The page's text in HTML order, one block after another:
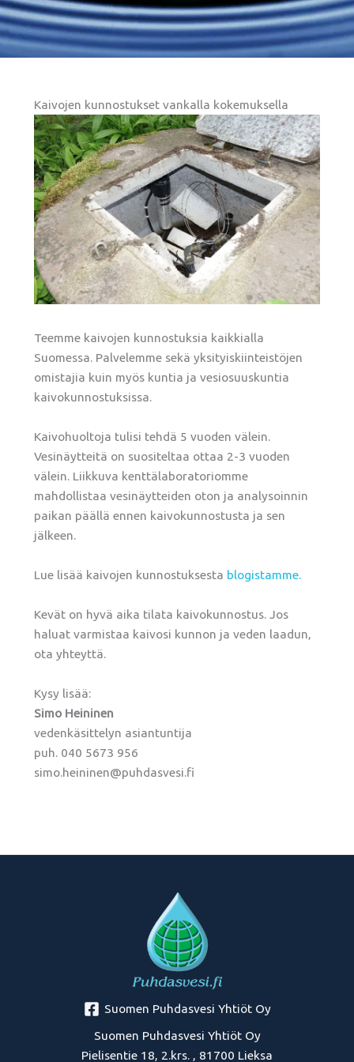
Kaivojen kunnostukset vankalla kokemuksella
Teemme kaivojen kunnostuksia kaikkialla
Suomessa. Palvelemme sekä yksityiskiinteistöjen
omistajia kuin myös kuntia ja vesiosuuskuntia
kaivokunnostuksissa.
Kaivohuoltoja tulisi tehdä 5 vuoden välein.
Vesinäytteitä on suositeltaa ottaa 2-3 vuoden
välein. Liikkuva kenttälaboratoriomme
mahdollistaa vesinäytteiden oton ja analysoinnin
paikan päällä ennen kaivokunnostusta ja sen
jälkeen.
Lue lisää kaivojen kunnostuksesta blogistamme.
Kevät on hyvä aika tilata kaivokunnostus. Jos
haluat varmistaa kaivosi kunnon ja veden laadun,
ota yhteyttä.
Kysy lisää:
Simo Heininen
vedenkäsittelyn asiantuntija
puh. 040 5673 956
simo.heininen@puhdasvesi.fi
Suomen Puhdasvesi Yhtiöt Oy
Suomen Puhdasvesi Yhtiöt Oy
Pielisentie 18, 2.krs. , 81700 Lieksa